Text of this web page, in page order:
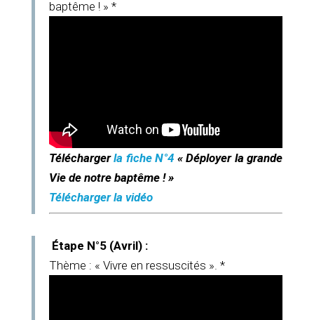
baptême ! » *
Téléchargerla fiche N°4 « Déployer la grande
Vie de notre baptême ! »
Télécharger la vidéo
Étape N°5 (Avril) :
Thème : « Vivre en ressuscités ». *